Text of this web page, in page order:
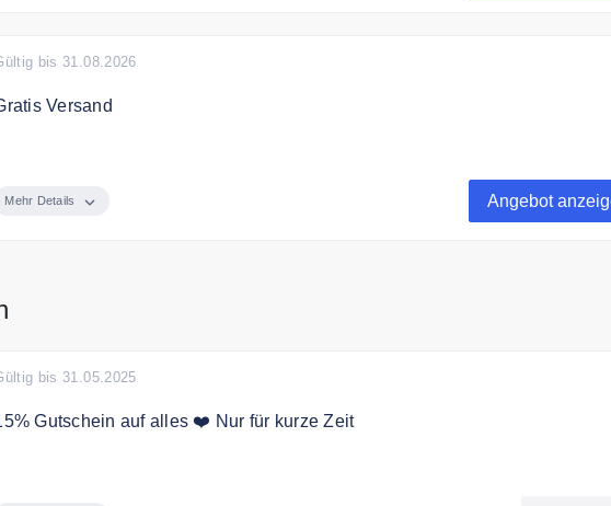
bis 31.08.2026
Versand
Mehr Details Angebot
bis 31.05.2025
Gutschein auf alles ❤️ Nur für kurze Zeit